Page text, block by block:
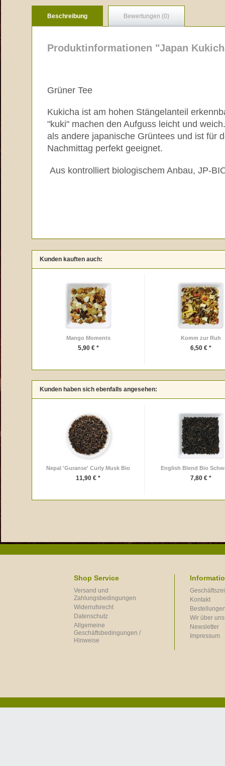
Beschreibung Bewertungen (0)
Produktinformationen "Japan
Grüner Tee
Kukicha ist am hohen Stängelanteil
"kuki" machen den Aufguss leicht und
als andere japanische Grüntees und ist für
Nachmittag perfekt geeignet.
Aus kontrolliert biologischem Anbau, JP-
Kunden kauften auch:
Mango Moments
5,90 € *
Komm zur Ruh
6,50 € *
Kunden haben sich ebenfalls angesehen:
Nepal 'Guranse' Curly Musk Bio
11,90 € *
English Blend Bio
7,80 € *
Shop Service
Versand und
Zahlungsbedingungen
Widerrufsrecht
Datenschutz
Allgemeine
Geschäftsbedingungen /
Hinweise
Kontakt
Wir über uns
Newsletter
Impressum